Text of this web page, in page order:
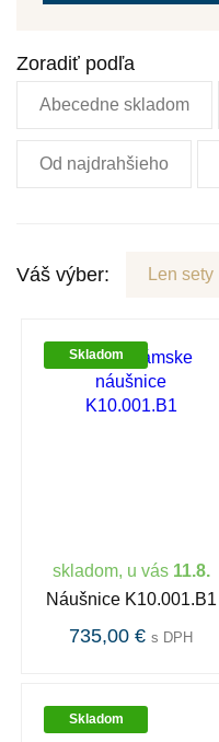
Zoradiť podľa
Abecedne skladom
Od najdrahšieho
Váš výber: Len sety
Skladom
skladom, u vás 11.8.
Náušnice K10.001.B1
735,00 € s DPH
Skladom